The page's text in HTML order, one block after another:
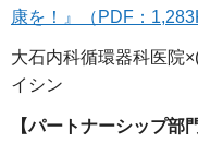
康を！』（PDF：
大石内科循環器科医院
イシン
【パートナーシップ部